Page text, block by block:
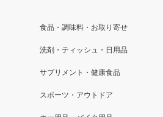
食品・調味料・お取り寄せ
洗剤・ティッシュ・日用品
サプリメント・健康食品
スポーツ・アウトドア